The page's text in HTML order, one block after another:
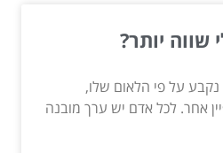
שווה יותר?
על פי הלאום שלו,
אחר. לכל אדם יש ערך מובנה